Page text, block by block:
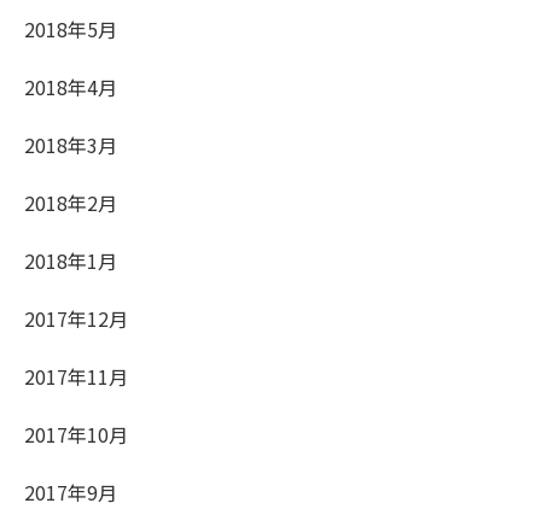
2018年5月
2018年4月
2018年3月
2018年2月
2018年1月
2017年12月
2017年11月
2017年10月
2017年9月